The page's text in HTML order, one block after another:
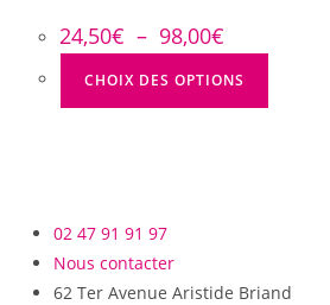
24,50€ – 98,00€
CHOIX DES OPTIONS
02 47 91 91 97
Nous contacter
62 Ter Avenue Aristide Briand